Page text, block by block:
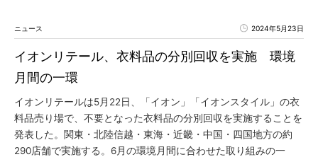
ニュース 2024年5月23日
イオンリテール、衣料品の分別回収を実施 環境
月間の一環
イオンリテールは5月22日、「イオン」「イオンスタイル」の衣
料品売り場で、不要となった衣料品の分別回収を実施することを
発表した。関東・北陸信越・東海・近畿・中国・四国地方の約
290店舗で実施する。6月の環境月間に合わせた取り組みの一